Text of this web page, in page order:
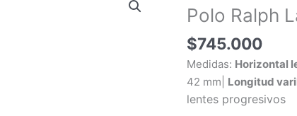
Polo Ralph
$745.000
Medidas: Horizontal
42 mm| Longitud
lentes progresivos
Ralph
Lauren
PH1215
9273
cantidad